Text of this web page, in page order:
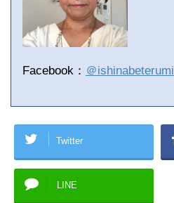
Facebook： ＠ishinabeterumi
Twitter
LINE